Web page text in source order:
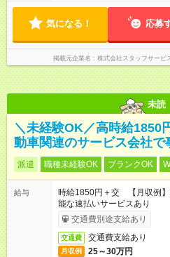
気になる！ 応募
掲載元企業名 株式会社スタッフサービ
未読
＼未経験OK／高時給1850
動車関連のサービス会社で
派遣 職種未経験OK ブランクOK
給与
時給1850円＋交 【月収例
能な速払いサービスあり
交通費別途支給あり
交通費 交通費支給あり
月収例 25～30万円